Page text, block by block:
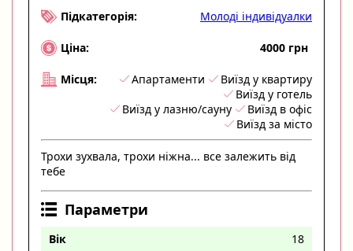
Підкатегорія: Молоді індивідуалки
Ціна: 4000 грн
Місця: Апартаменти
Виїзд у квартиру
Виїзд у готель
Виїзд у лазню/сауну
Виїзд в офіс
Виїзд за місто
Трохи зухвала, трохи ніжна... все залежить від
тебе
Параметри
Вік 18